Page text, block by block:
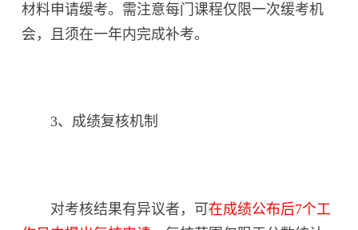
材料申请缓考。需注意每门课程仅限一次缓考机
会，且须在一年内完成补考。
3、成绩复核机制
对考核结果有异议者，可在成绩公布后7个工